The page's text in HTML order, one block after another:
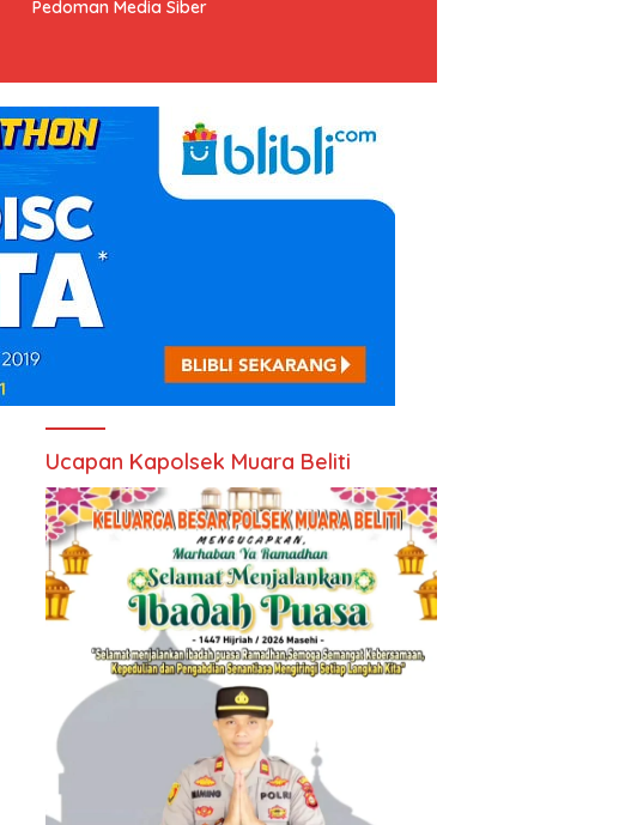
Pedoman Media Siber
Ucapan Kapolsek Muara Beliti